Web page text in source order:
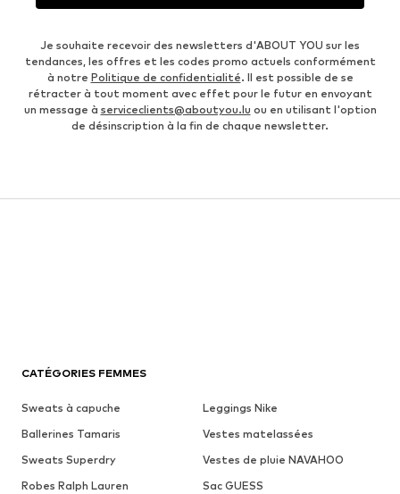
Je souhaite recevoir des newsletters d'ABOUT YOU sur les
tendances, les offres et les codes promo actuels conformément
à notre Politique de confidentialité. Il est possible de se
rétracter à tout moment avec effet pour le futur en envoyant
un message à serviceclients@aboutyou.lu ou en utilisant l'option
de désinscription à la fin de chaque newsletter.
CATÉGORIES FEMMES
Sweats à capuche
Leggings Nike
Ballerines Tamaris
Vestes matelassées
Sweats Superdry
Vestes de pluie NAVAHOO
Robes Ralph Lauren
Sac GUESS